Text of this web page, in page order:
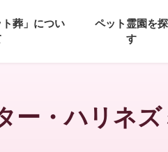
ト葬」につい
ペット霊園を探
す
ー・ハリネ